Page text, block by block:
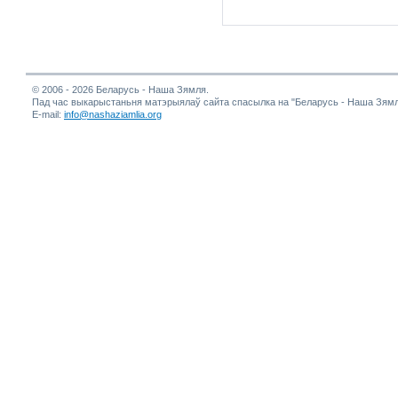
© 2006 - 2026 Беларусь - Наша Зямля.
Пад час выкарыстаньня матэрыялаў сайта спасылка на "Беларусь - Наша
E-mail: info@nashaziamlia.org